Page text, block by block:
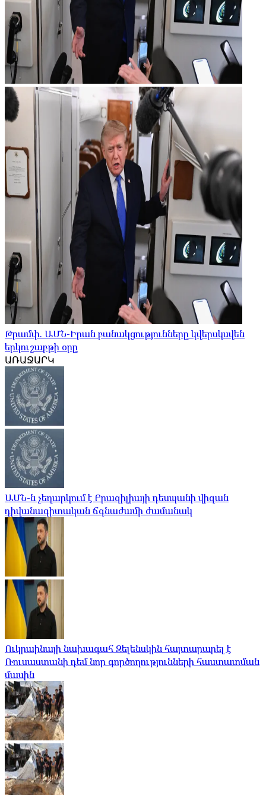
Թրամփ. ԱՄՆ-Իրան բանակցությունները կվերսկսվեն
երկուշաբթի օրը
ԱՌԱՋԱՐԿ
ԱՄՆ-ն չեղարկում է Բրազիլիայի դեսպանի վիզան
դիվանագիտական ​​ճգնաժամի ժամանակ
Ուկրաինայի նախագահ Զելենսկին հայտարարել է
Ռուսաստանի դեմ նոր գործողությունների հաստատման
մասին